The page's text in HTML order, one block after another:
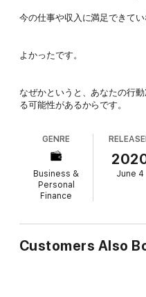
今の仕事や収入に満足できてい
よかったです。
なぜかというと、あなたの行
る可能性があるからです。
現状に満足している方は、何
それでもいいのです。
満足できていれば。
今の生活に満足している人は
GENRE
Business &
Personal
Finance
June 4
Customers Also